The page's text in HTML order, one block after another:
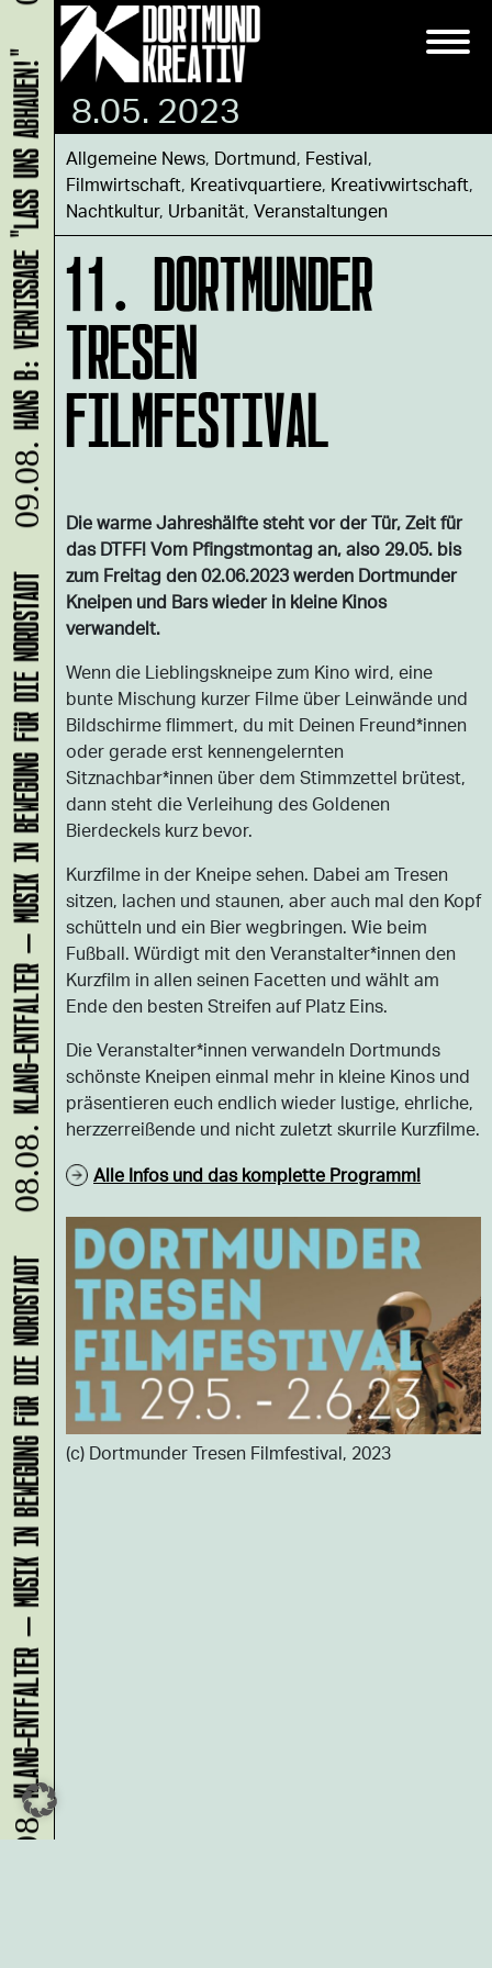
8.05. 2023
Allgemeine News, Dortmund, Festival,
Filmwirtschaft, Kreativquartiere, Kreativwirtschaft,
Nachtkultur, Urbanität, Veranstaltungen
11. DORTMUNDER
TRESEN
FILMFESTIVAL
Die warme Jahreshälfte steht vor der Tür, Zeit für
das DTFF! Vom Pfingstmontag an, also 29.05. bis
zum Freitag den 02.06.2023 werden Dortmunder
Kneipen und Bars wieder in kleine Kinos
verwandelt.
Wenn die Lieblingskneipe zum Kino wird, eine
bunte Mischung kurzer Filme über Leinwände und
Bildschirme flimmert, du mit Deinen Freund*innen
oder gerade erst kennengelernten
Sitznachbar*innen über dem Stimmzettel brütest,
dann steht die Verleihung des Goldenen
Bierdeckels kurz bevor.
Kurzfilme in der Kneipe sehen. Dabei am Tresen
sitzen, lachen und staunen, aber auch mal den Kopf
schütteln und ein Bier wegbringen. Wie beim
Fußball. Würdigt mit den Veranstalter*innen den
Kurzfilm in allen seinen Facetten und wählt am
Ende den besten Streifen auf Platz Eins.
Die Veranstalter*innen verwandeln Dortmunds
schönste Kneipen einmal mehr in kleine Kinos und
präsentieren euch endlich wieder lustige, ehrliche,
herzzerreißende und nicht zuletzt skurrile Kurzfilme.
Alle Infos und das komplette Programm!
(c) Dortmunder Tresen Filmfestival, 2023
07.08.
KLANG-ENTFALTER – MUSIK IN BEWEGUNG FÜR DIE NORDSTADT
08.08.
KLANG-ENTFALTER – MUSIK IN BEWEGUNG FÜR DIE NORDSTADT
09.08.
HANS B: VERNISSAGE "LASS UNS ABHAUEN!"